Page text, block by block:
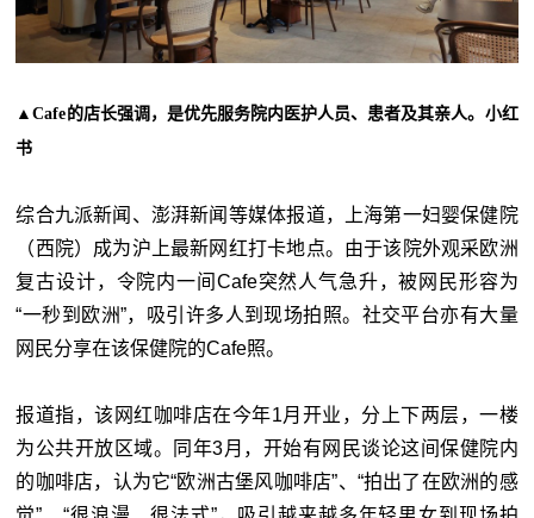
▲Cafe的店长强调，是优先服务院内医护人员、患者及其亲人。小红
书
综合九派新闻、澎湃新闻等媒体报道，上海第一妇婴保健院
（西院）成为沪上最新网红打卡地点。由于该院外观采欧洲
复古设计，令院内一间Cafe突然人气急升，被网民形容为
“一秒到欧洲”，吸引许多人到现场拍照。社交平台亦有大量
网民分享在该保健院的Cafe照。
报道指，该网红咖啡店在今年1月开业，分上下两层，一楼
为公共开放区域。同年3月，开始有网民谈论这间保健院内
的咖啡店，认为它“欧洲古堡风咖啡店”、“拍出了在欧洲的感